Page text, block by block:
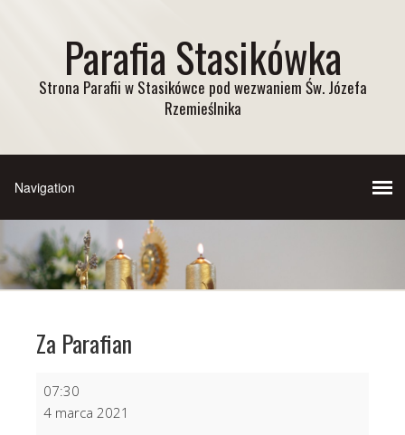
Parafia Stasikówka
Strona Parafii w Stasikówce pod wezwaniem Św. Józefa
Rzemieślnika
Za Parafian
Za
Parafian
07:30
4 marca 2021